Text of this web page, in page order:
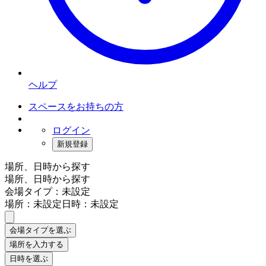
ヘルプ
スペースをお持ちの方
ログイン
新規登録
場所、日時から探す
場所、日時から探す
会場タイプ：未設定
場所：未設定日時：未設定
会場タイプを選ぶ
場所を入力する
日時を選ぶ